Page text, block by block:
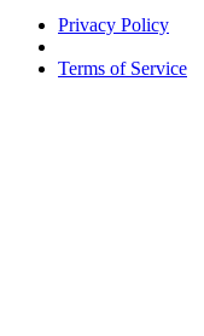
Privacy Policy
Terms of Service